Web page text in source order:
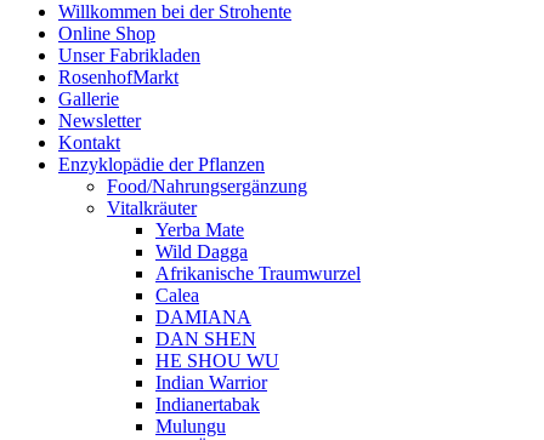
Willkommen bei der Strohente
Online Shop
Unser Fabrikladen
RosenhofMarkt
Gallerie
Newsletter
Kontakt
Enzyklopädie der Pflanzen
Food/Nahrungsergänzung
Vitalkräuter
Yerba Mate
Wild Dagga
Afrikanische Traumwurzel
Calea
DAMIANA
DAN SHEN
HE SHOU WU
Indian Warrior
Indianertabak
Mulungu